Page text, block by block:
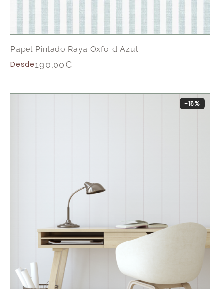
Papel Pintado Raya Oxford Azul
Desde190,00€
-15%